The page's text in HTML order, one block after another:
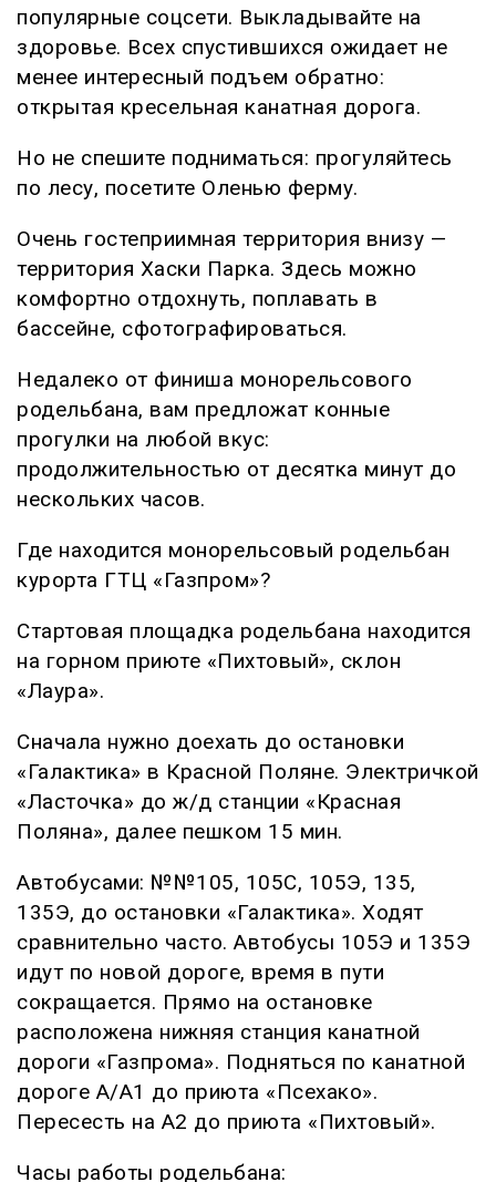
популярные соцсети. Выкладывайте на
здоровье. Всех спустившихся ожидает не
менее интересный подъем обратно:
открытая кресельная канатная дорога.
Но не спешите подниматься: прогуляйтесь
по лесу, посетите Оленью ферму.
Очень гостеприимная территория внизу —
территория Хаски Парка. Здесь можно
комфортно отдохнуть, поплавать в
бассейне, сфотографироваться.
Недалеко от финиша монорельсового
родельбана, вам предложат конные
прогулки на любой вкус:
продолжительностью от десятка минут до
нескольких часов.
Где находится монорельсовый родельбан
курорта ГТЦ «Газпром»?
Стартовая площадка родельбана находится
на горном приюте «Пихтовый», склон
«Лаура».
Сначала нужно доехать до остановки
«Галактика» в Красной Поляне. Электричкой
«Ласточка» до ж/д станции «Красная
Поляна», далее пешком 15 мин.
Автобусами: №№105, 105С, 105Э, 135,
135Э, до остановки «Галактика». Ходят
сравнительно часто. Автобусы 105Э и 135Э
идут по новой дороге, время в пути
сокращается. Прямо на остановке
расположена нижняя станция канатной
дороги «Газпрома». Подняться по канатной
дороге А/А1 до приюта «Псехако».
Пересесть на А2 до приюта «Пихтовый».
Часы работы родельбана: